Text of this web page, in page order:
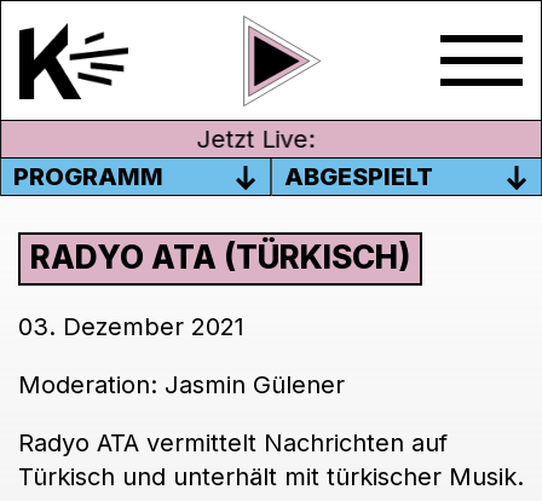
Jetzt Live:
PROGRAMM
ABGESPIELT
RADYO ATA (TÜRKISCH)
03. Dezember 2021
Moderation: Jasmin Gülener
Radyo ATA vermittelt Nachrichten auf
Türkisch und unterhält mit türkischer Musik.